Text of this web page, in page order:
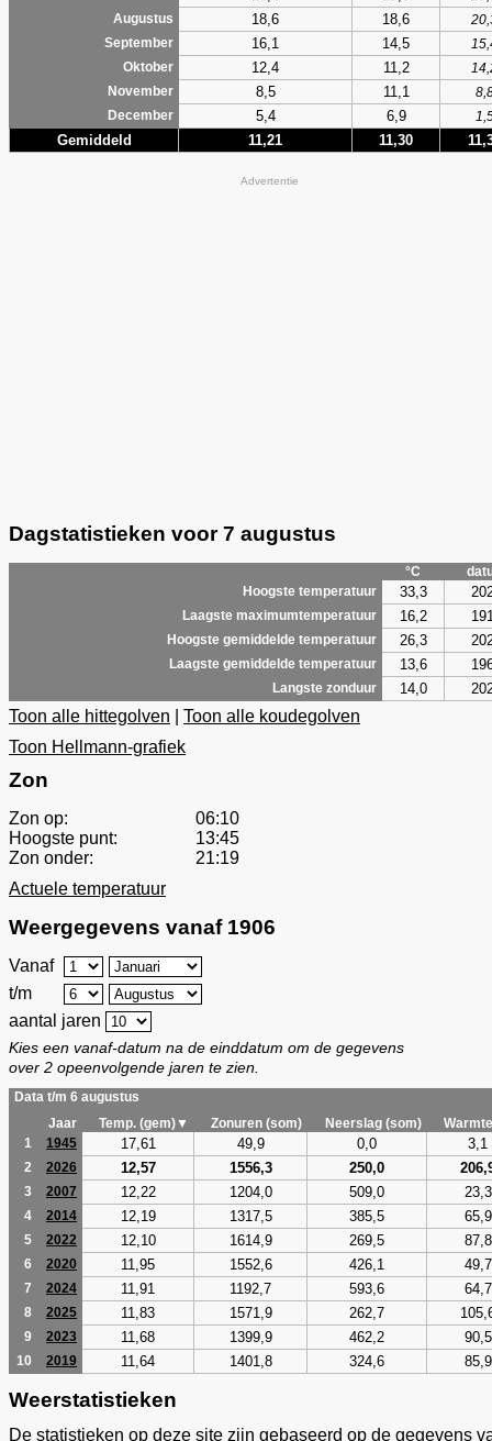
Augustus
18,6 18,6
September
16,1 14,5
Oktober
12,4 11,2
November
8,5 11,1
December
5,4 6,9
Gemiddeld 11,21 11,30
Advertentie
Dagstatistieken voor 7 augustus
°C
Hoogste temperatuur
33,3
Laagste maximumtemperatuur 16,2
Hoogste gemiddelde temperatuur 26,3
Laagste gemiddelde temperatuur 13,6
Langste zonduur 14,0
Toon alle hittegolven
Toon alle koudegolven
Toon Hellmann-grafiek
Zon
Zon op:
06:10
Hoogste punt:
13:45
Zon onder:
21:19
Actuele temperatuur
Weergegevens vanaf 1906
Vanaf
t/m
aantal jaren
Kies een vanaf-datum na de einddatum om de gegevens
over 2 opeenvolgende jaren te zien.
Data t/m 6 augustus
Jaar
Temp. (gem)▼ Zonuren (som) Neerslag (som)
1
1945 17,61 49,9 0,0 3,1
2 2026 12,57 1556,3 250,0
3 2007 12,22 1204,0 509,0 23,3
4 2014 12,19 1317,5 385,5 65,9
5 2022 12,10 1614,9 269,5 87,8
6 2020 11,95 1552,6 426,1 49,7
7 2024 11,91 1192,7 593,6 64,7
8 2025 11,83 1571,9 262,7
9 2023 11,68 1399,9 462,2 90,5
10 2019 11,64 1401,8 324,6 85,9
Weerstatistieken
De statistieken op deze site zijn gebaseerd op de gegevens